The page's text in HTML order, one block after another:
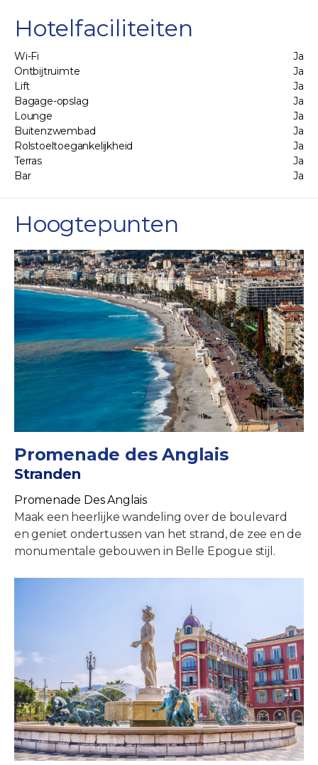
Hotelfaciliteiten
Wi-Fi
Ja
Ontbijtruimte
Ja
Lift
Ja
Bagage-opslag
Ja
Lounge
Ja
Buitenzwembad
Ja
Rolstoeltoegankelijkheid
Ja
Terras
Ja
Bar
Ja
Hoogtepunten
Promenade des Anglais
Stranden
Promenade Des Anglais
Maak een heerlijke wandeling over de boulevard
en geniet ondertussen van het strand, de zee en de
monumentale gebouwen in Belle Epogue stijl.